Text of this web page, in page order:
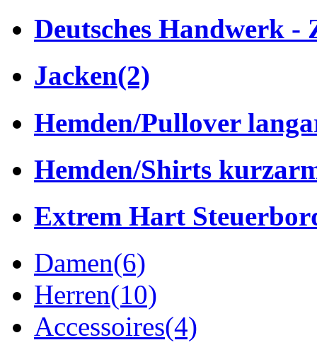
Deutsches Handwerk -
Jacken(2)
Hemden/Pullover
Hemden/Shirts
Extrem Hart
Damen(6)
Herren(10)
Accessoires(4)